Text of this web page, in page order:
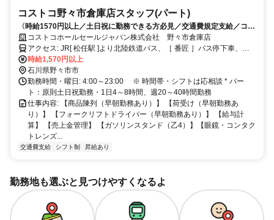
コストコ野々市倉庫店スタッフ(パート)
〈時給1570円以上／土日祝に勤務できる方必見／交通費規定支給／コス
トコメンバーシップカードを無料支給〉
コストコホールセールジャパン株式会社 野々市倉庫店
アクセス: JR[ 松任駅 ]より北陸鉄道バス、［ 番匠 ］バス停下車、徒
歩4分。 ［ 野々市市役所 ］［ 野々市市南口 ］よりコミュニティバ
ス、 ［ 柳町 ］バス停下車、徒歩2分 ［ 白山市役所 ］［ 松任駅 ］よ
りコミュニティバス、 ［ 大阪屋ショップ松任店前 ］バス停下車～徒
歩10分 ※車 / バイク / 自転車通勤OK!! [ 小松 ][ 白山 ][ 西金沢 ][ 野々市 ]
[ 松任 ][ 加賀笠間 ] [ 馬替 ][ 乙丸 ][ 道法寺 ][ 鶴来 ]等からも、車で10〜
20分程度!!
時給1,570円以上
石川県野々市市
勤務時間・曜日: 4:00～23:00 ※ 時間帯・シフトは応相談 * パー
ト：原則土日祝勤務・1日4～8時間、週20～40時間勤務
仕事内容: 【商品陳列（早朝勤務あり）】 【荷受け（早朝勤務あ
り）】 【フォークリフトドライバー（早朝勤務あり）】 【給与計
算】 【売上金管理】 【ガソリンスタンド（乙4）】【眼鏡・コンタク
トレンズ...
交通費支給 シフト制 昇給あり
勤務地も選ぶと見つけやすくなるよ